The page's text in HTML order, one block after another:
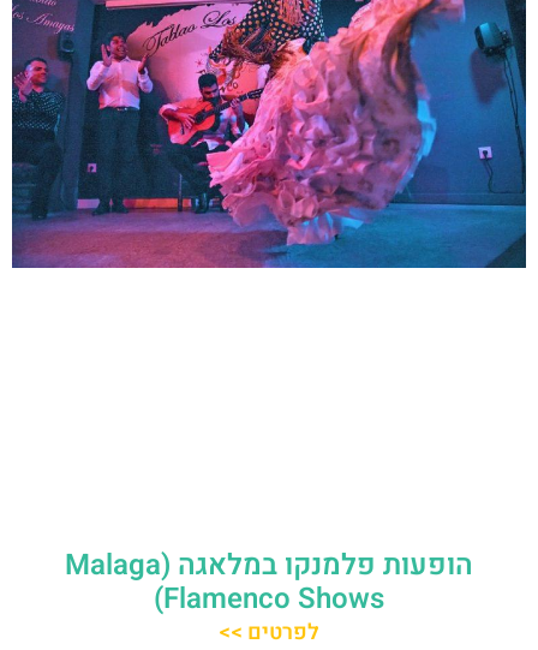
הופעות פלמנקו במלאגה (Malaga
Flamenco Shows)
לפרטים >>